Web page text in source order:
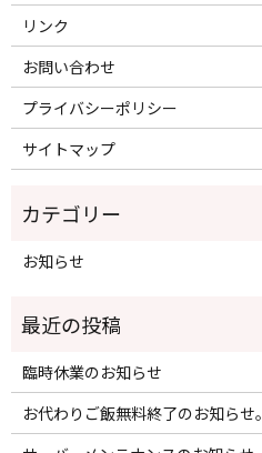
リンク
お問い合わせ
プライバシーポリシー
サイトマップ
お知らせ
臨時休業のお知らせ
お代わりご飯無料終了のお知らせ。